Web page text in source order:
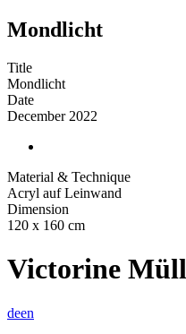
Mondlicht
Title
Mondlicht
Date
December 2022
Material & Technique
Acryl auf Leinwand
Dimension
120 x 160 cm
Victorine
deen